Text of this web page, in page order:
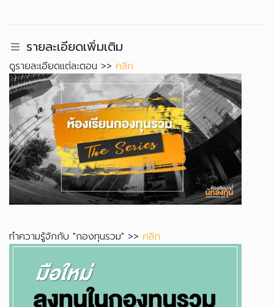
รายละเอียดเพิ่มเติม
ดูรายละเอียดแต่ละตอน >> คลิก
ทำความรู้จักกับ "กองทุนรวม" >> คลิก